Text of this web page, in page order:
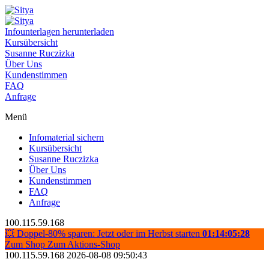
Infounterlagen herunterladen
Kursübersicht
Susanne Ruczizka
Über Uns
Kundenstimmen
FAQ
Anfrage
Menü
Infomaterial sichern
Kursübersicht
Susanne Ruczizka
Über Uns
Kundenstimmen
FAQ
Anfrage
100.115.59.168
💥 Doppel-80% sparen: Jetzt oder im Herbst starten 01:14:05:27
Zum Shop Zum Aktions-Shop
100.115.59.168 2026-08-08 09:50:43